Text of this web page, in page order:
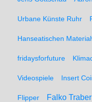
Urbane Künste Ruhr
Hanseatischen
fridaysforfuture
Videospiele Insert
Flipper Falko Traber